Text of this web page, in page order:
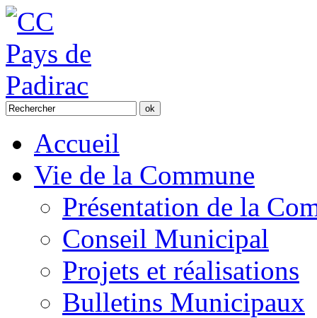
Accueil
Vie de la Commune
Présentation de la
Conseil Municipal
Projets et réalisations
Bulletins Municipaux